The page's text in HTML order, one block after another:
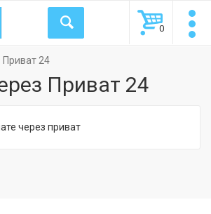
0
Приват 24
Приват 24
через приват